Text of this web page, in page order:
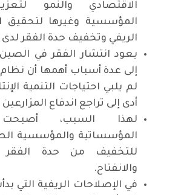
الاقتصادي والنمو
المؤسسية وغيرها لتحقيق
الريفي وتخفيف حدة الفقر لدى
إلى عدة أسباب أهمها أن نظام
لم يلبي احتياجات التنمية
أدى إلى تراجع اندفاع المزارعين
لهذا السبب، أصبحت
المؤسساتية والمؤسسية
للتخفيف من حدة الفقر
والانفتاح.